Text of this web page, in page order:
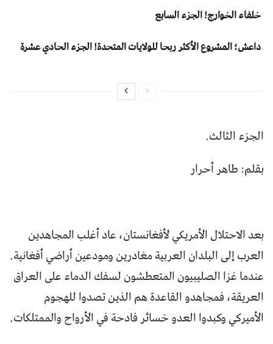
خلفاء الخوارج! الجزء السابع
داعش؛ المشروع الأكثر ربحا للولايات المتحدة! الجزء الحادي عشرة
الجزء الثالث.
بقلم: طاهر أحرار
بعد الاحتلال الأمريكي لأفغانستان، عاد أغلب المجاهدين
العرب إلى البلدان العربية مغادرين ومودعين أراضي أفغانية.
عندما غزا الصليبيون المتعطشون لسفك الدماء على العراق
العريقة، فمجاهدو القاعدة هم الذين تصدوا للهجوم
الأميركي وكبدوا العدو خسائر فادحة في الأرواح والممتلكات.